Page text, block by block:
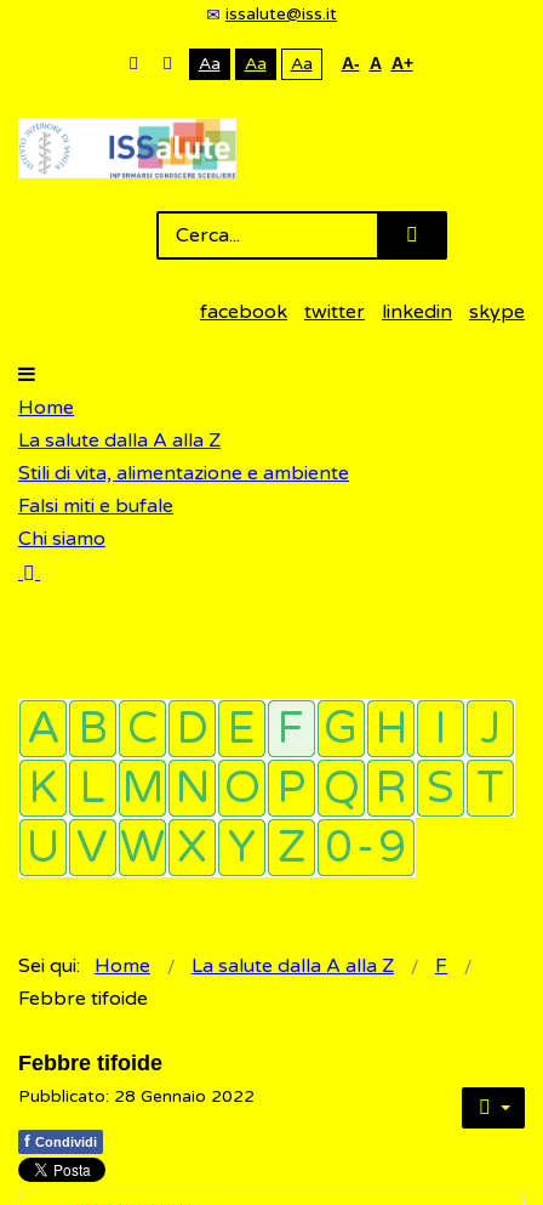
issalute@iss.it
Aa Aa Aa A- A A+
facebook twitter linkedin skype
Home
La salute dalla A alla Z
Stili di vita, alimentazione e ambiente
Falsi miti e bufale
Chi siamo
Sei qui: Home La salute dalla A alla Z
F
Febbre tifoide
Febbre tifoide
Pubblicato: 28 Gennaio 2022
f Condividi